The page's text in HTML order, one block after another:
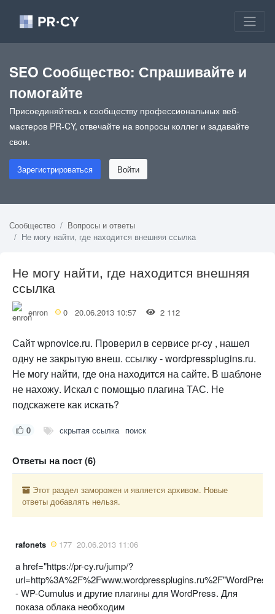
SEO Сообщество: Спрашивайте и
помогайте
Присоединяйтесь к сообществу профессиональных веб-
мастеров PR-CY, отвечайте на вопросы коллег и задавайте
свои.
Зарегистрироваться Войти
Сообщество
Вопросы и ответы
Не могу найти, где находится внешняя ссылка
Не могу найти, где находится внешняя
ссылка
enron 0 20.06.2013 10:57 2 112
Сайт wpnovice.ru. Проверил в сервисе pr-cy , нашел
одну не закрытую внеш. ссылку - wordpressplugins.ru.
Не могу найти, где она находится на сайте. В шаблоне
не нахожу. Искал с помощью плагина ТАС. Не
подскажете как искать?
0 скрытая ссылка поиск
Ответы на пост (6)
Этот раздел заморожен и является архивом. Новые
ответы добавлять нельзя.
rafonets 177 20.06.2013 11:06
a href="https://pr-cy.ru/jump/?
- WP-Cumulus и другие плагины для WordPress. Для
показа облака необходим